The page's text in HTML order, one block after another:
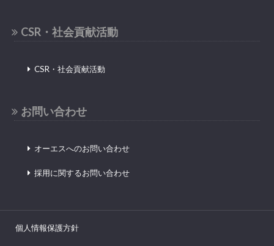
CSR・社会貢献活動
CSR・社会貢献活動
お問い合わせ
オーエスへのお問い合わせ
採用に関するお問い合わせ
個人情報保護方針